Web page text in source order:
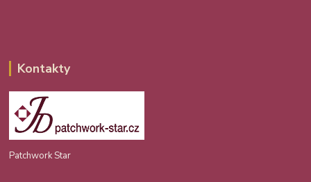
Kontakty
Patchwork Star